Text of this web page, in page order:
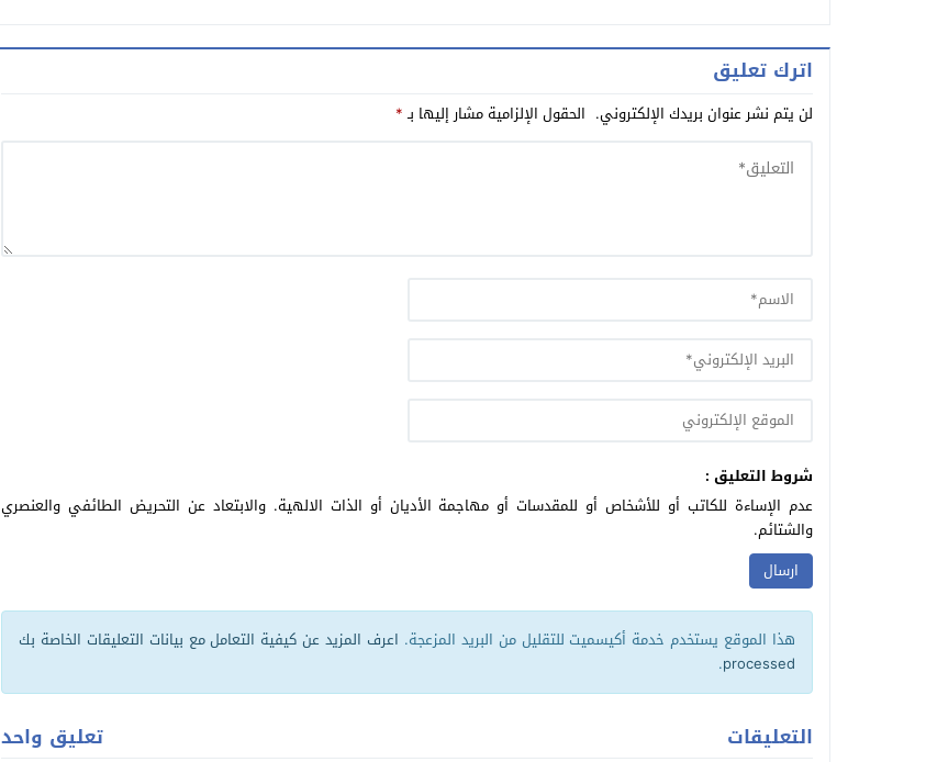
اترك تعليق
لن يتم نشر عنوان بريدك الإلكتروني. الحقول الإلزامية مشار إليها بـ*
شروط التعليق :
عدم الإساءة للكاتب أو للأشخاص أو للمقدسات أو مهاجمة الأديان أو الذات الالهية. والابتعاد عن التحريض الطائفي والعنصري
والشتائم.
هذا الموقع يستخدم خدمة أكيسميت للتقليل من البريد المزعجة. اعرف المزيد عن كيفية التعامل مع بيانات التعليقات الخاصة بك
processed
.
التعليقات تعليق واحد